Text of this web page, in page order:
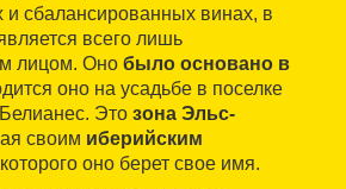
и сбалансированных винах, в
всего лишь
лицом. Оно было основано в
оно на усадьбе в поселке
Это зона Эльс-
своим иберийским
оно берет свое имя.